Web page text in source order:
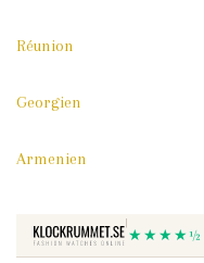
Réunion
Georgien
Armenien
|
★★★★½